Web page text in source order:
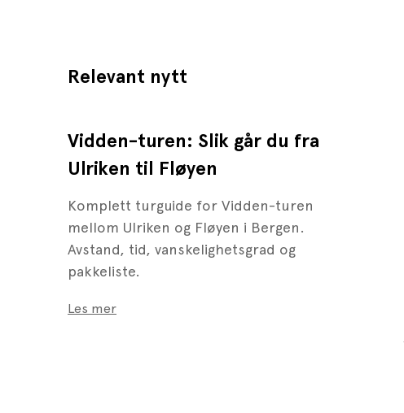
Relevant nytt
Vidden-turen: Slik går du fra
Ulriken til Fløyen
Komplett turguide for Vidden-turen
mellom Ulriken og Fløyen i Bergen.
Avstand, tid, vanskelighetsgrad og
pakkeliste.
Les mer